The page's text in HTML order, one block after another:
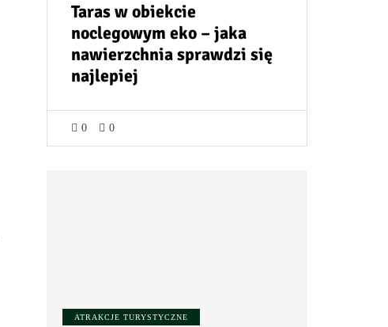
Taras w obiekcie
noclegowym eko – jaka
nawierzchnia sprawdzi się
najlepiej
0 0
ATRAKCJE TURYSTYCZNE